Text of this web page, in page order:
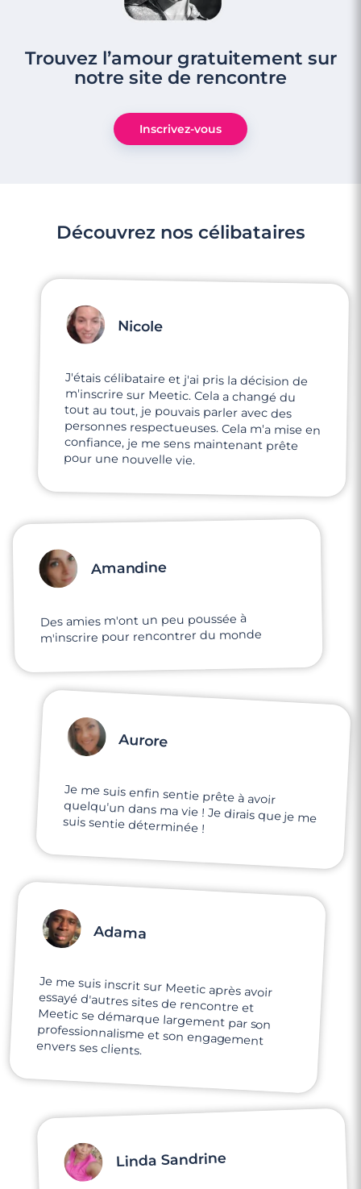
Trouvez l’amour gratuitement sur
notre site de rencontre
Inscrivez-vous
Découvrez nos célibataires
Nicole
J'étais célibataire et j'ai pris la décision de
m'inscrire sur Meetic. Cela a changé du
tout au tout, je pouvais parler avec des
personnes respectueuses. Cela m'a mise en
confiance, je me sens maintenant prête
pour une nouvelle vie.
Amandine
Des amies m'ont un peu poussée à
m'inscrire pour rencontrer du monde
Aurore
Je me suis enfin sentie prête à avoir
quelqu'un dans ma vie ! Je dirais que je me
suis sentie déterminée !
Adama
Je me suis inscrit sur Meetic après avoir
essayé d'autres sites de rencontre et
Meetic se démarque largement par son
professionnalisme et son engagement
envers ses clients.
Linda Sandrine